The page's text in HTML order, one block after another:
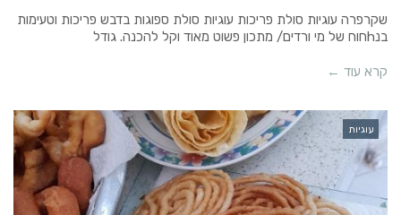
שקרפרה עוגיות סולת פריכות עוגיות סולת ספוגות בדבש פריכות וטעימות
בנhחוח של מי ורדים/ מתכון פשוט מאוד וקל להכנה. גודל
קרא עוד ←
עוגיות